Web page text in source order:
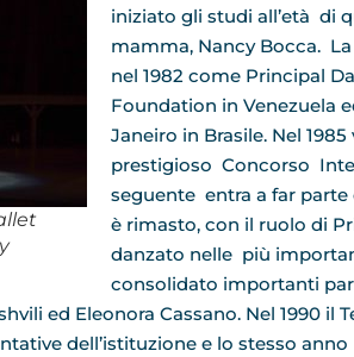
iniziato gli studi all’età di
mamma, Nancy Bocca.
nel 1982 come Principal
Foundation in Venezuela
Janeiro in Brasile. Nel
prestigioso Concorso
seguente entra a far parte
è rimasto, con il ruolo di
danzato nelle più
consolidato importanti
ed Eleonora Cassano. Nel 1990 il
dell’istituzione e lo stesso